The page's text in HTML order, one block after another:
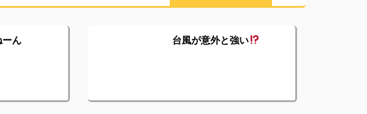
ん 台風が意外と強い